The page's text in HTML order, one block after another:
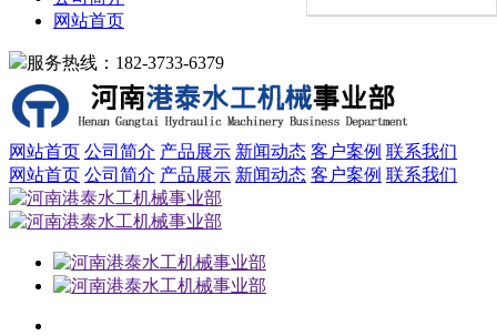
网站首页
服务热线：182-3733-6379
网站首页 公司简介 产品展示 新闻动态 客户案例 联系我们
网站首页 公司简介 产品展示 新闻动态 客户案例 联系我们